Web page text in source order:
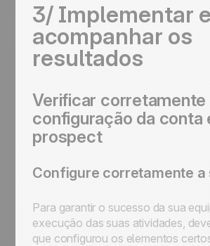
3/ Implementar e
acompanhar os
resultados
Verificar corretamente
configuração da conta
prospect
Configure corretamente a
Para garantir o sucesso da sua
execução das suas atividades,
que configurou os elementos